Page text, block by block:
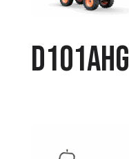
D101AHG